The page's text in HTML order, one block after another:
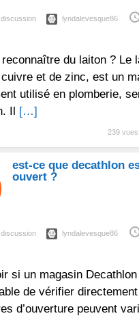
lyndalevesque86
du laiton ? Le
et de zinc, est un
utilisé en plomberie,
Il […]
239
est-ce que decathlon
ouvert ?
lyndalevesque86
si un magasin
de vérifier directement
d’ouverture peuvent